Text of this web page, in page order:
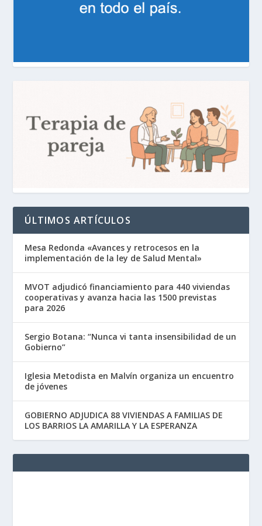
ÚLTIMOS ARTÍCULOS
Mesa Redonda «Avances y retrocesos en la
implementación de la ley de Salud Mental»
MVOT adjudicó financiamiento para 440 viviendas
cooperativas y avanza hacia las 1500 previstas
para 2026
Sergio Botana: “Nunca vi tanta insensibilidad de un
Gobierno”
Iglesia Metodista en Malvín organiza un encuentro
de jóvenes
GOBIERNO ADJUDICA 88 VIVIENDAS A FAMILIAS DE
LOS BARRIOS LA AMARILLA Y LA ESPERANZA